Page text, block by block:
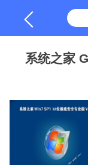
系统之家